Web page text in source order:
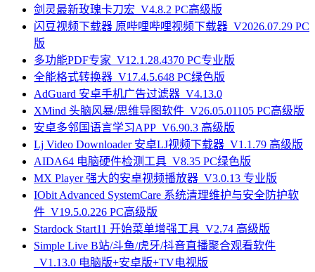
剑灵最新玫瑰卡刀宏_V4.8.2 PC高级版
闪豆视频下载器 原哔哩哔哩视频下载器_V2026.07.29 PC
版
多功能PDF专家_V12.1.28.4370 PC专业版
全能格式转换器_V17.4.5.648 PC绿色版
AdGuard 安卓手机广告过滤器_V4.13.0
XMind 头脑风暴/思维导图软件_V26.05.01105 PC高级版
安卓多邻国语言学习APP_V6.90.3 高级版
Lj Video Downloader 安卓LJ视频下载器_V1.1.79 高级版
AIDA64 电脑硬件检测工具_V8.35 PC绿色版
MX Player 强大的安卓视频播放器_V3.0.13 专业版
IObit Advanced SystemCare 系统清理维护与安全防护软
件_V19.5.0.226 PC高级版
Stardock Start11 开始菜单增强工具_V2.74 高级版
Simple Live B站/斗鱼/虎牙/抖音直播聚合观看软件
_V1.13.0 电脑版+安卓版+TV电视版